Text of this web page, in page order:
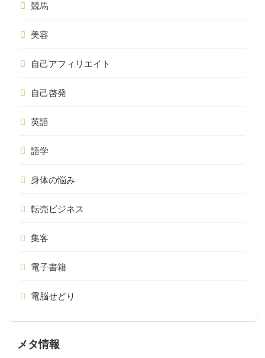
競馬
美容
自己アフィリエイト
自己啓発
英語
語学
身体の悩み
転売ビジネス
集客
電子書籍
電脳せどり
メタ情報